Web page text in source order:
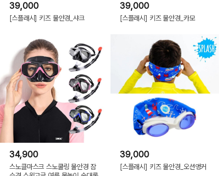
39,000
[스플래시] 키즈 물안경_샤크
39,000
[스플래시] 키즈 물안경_카모
34,900
스노클마스크 스노쿨링 물안경 잠
39,000
[스플래시] 키즈 물안경_오션앵커